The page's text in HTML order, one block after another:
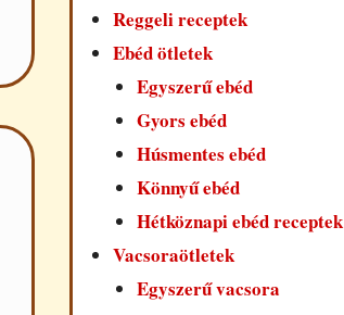
Reggeli receptek
Ebéd ötletek
Egyszerű ebéd
Gyors ebéd
Húsmentes ebéd
Könnyű ebéd
Hétköznapi ebéd receptek
Vacsoraötletek
Egyszerű vacsora